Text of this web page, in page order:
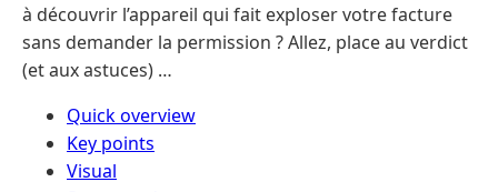
à découvrir l’appareil qui fait exploser votre facture
sans demander la permission ? Allez, place au verdict
(et aux astuces) …
Quick overview
Key points
Visual